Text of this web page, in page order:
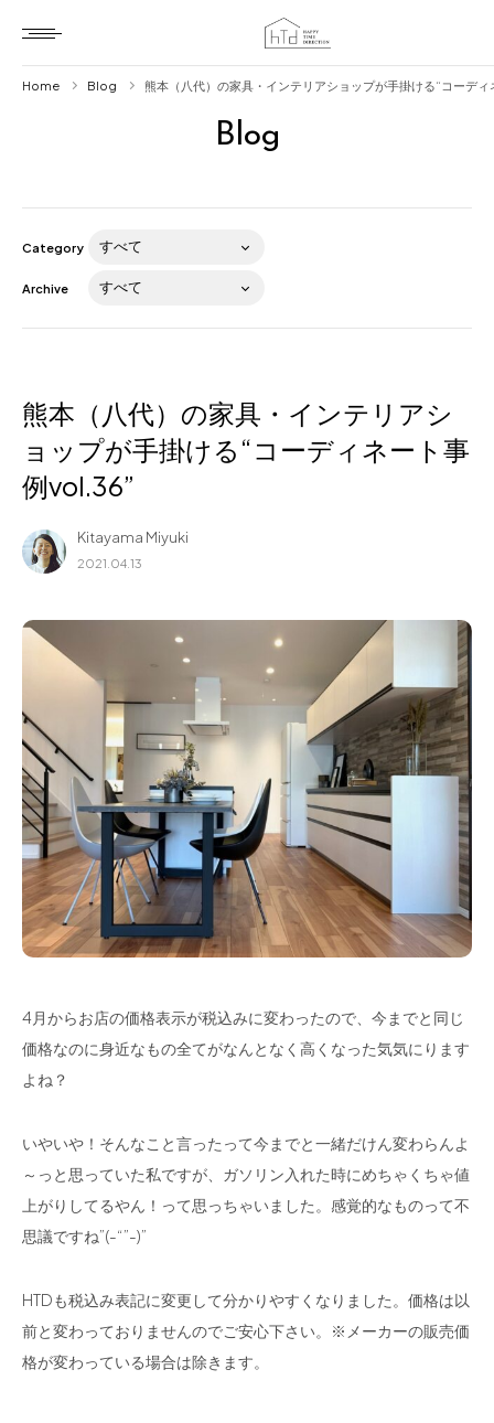
Blog
About us
for Business
Recruit
フラッグシップストア
0965-52-0323
熊本店
096-274-8175
Arv
0965-45-9282
Blog
Home Blog 熊本（八代）の家具・インテリアショップが手掛ける“コーデ
Category
Archive
熊本（八代）の家具・インテリアシ
ョップが手掛ける“コーディネート事
例vol.36”
Kitayama Miyuki
2021.04.13
4月からお店の価格表示が税込みに変わったので、今までと同じ
価格なのに身近なもの全てがなんとなく高くなった気気にります
よね？
いやいや！そんなこと言ったって今までと一緒だけん変わらんよ
～っと思っていた私ですが、ガソリン入れた時にめちゃくちゃ値
上がりしてるやん！って思っちゃいました。感覚的なものって不
思議ですね”(-“”-)”
HTDも税込み表記に変更して分かりやすくなりました。価格は以
前と変わっておりませんのでご安心下さい。※メーカーの販売価
格が変わっている場合は除きます。